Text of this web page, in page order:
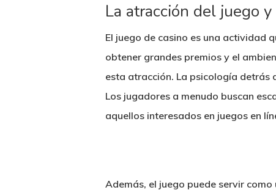
La atracción del juego
El juego de casino es una actividad
obtener grandes premios y el
esta atracción. La psicología detrás
Los jugadores a menudo buscan
aquellos interesados en juegos en
Además, el juego puede servir